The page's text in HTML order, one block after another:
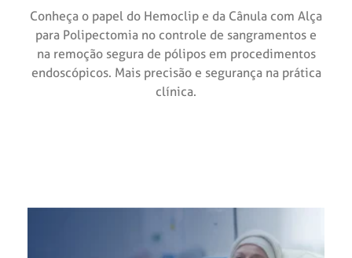
Conheça o papel do Hemoclip e da Cânula com Alça
para Polipectomia no controle de sangramentos e
na remoção segura de pólipos em procedimentos
endoscópicos. Mais precisão e segurança na prática
clínica.